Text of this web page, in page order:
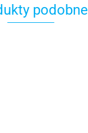
podobne